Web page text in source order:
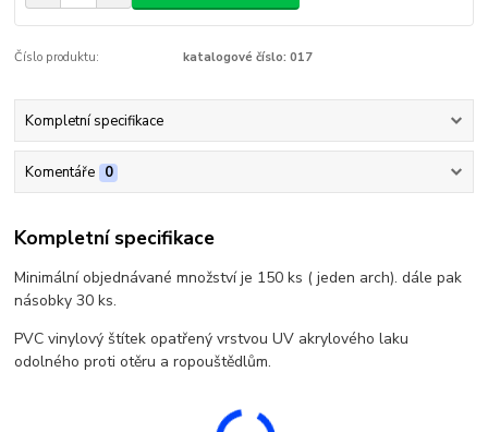
Číslo produktu: katalogové číslo: 017
Kompletní specifikace
Komentáře 0
Kompletní specifikace
Minimální objednávané množství je 150 ks ( jeden arch). dále pak
násobky 30 ks.
PVC vinylový štítek opatřený vrstvou UV akrylového laku
odolného proti otěru a ropouštědlům.